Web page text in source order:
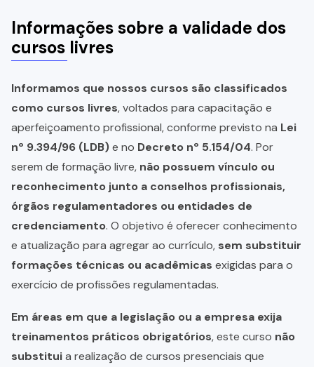
Informações sobre a validade dos
cursos livres
Informamos que nossos cursos são classificados
como cursos livres, voltados para capacitação e
aperfeiçoamento profissional, conforme previsto na Lei
nº 9.394/96 (LDB)e no Decreto nº 5.154/04. Por
serem de formação livre, não possuem vínculo ou
reconhecimento junto a conselhos profissionais,
órgãos regulamentadores ou entidades de
credenciamento. O objetivo é oferecer conhecimento
e atualização para agregar ao currículo, sem substituir
formações técnicas ou acadêmicas exigidas para o
exercício de profissões regulamentadas.
Em áreas em que a legislação ou a empresa exija
treinamentos práticos obrigatórios, este curso não
substituia realização de cursos presenciais que